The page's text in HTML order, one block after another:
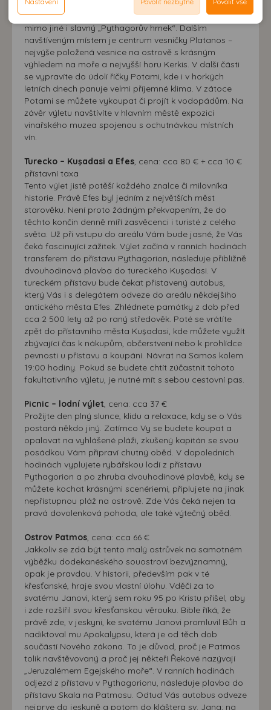
produkty (med, koření, čaj). Při procházce vesničkou
navštívíte keramickou dílnu, kde si můžete zakoupit
mimo jiné i slavný „Pythagorův hrnek“. Dalším
navštíveným místem je centrum vesničky Platanos –
nejvýše položená vesnice na ostrově s krásným
výhledem na moře a nejvyšší horu Kerkis. V další části
se vypravíte do údolí říčky Potami, kde i v horkých
letních dnech panuje velmi příjemné klima. V zátoce
Potami se můžete vykoupat či projít k vodopádům. Na
závěr výletu navštívíte v hlavním městě expozici
vinařského muzea spojenou s ochutnávkou místních
vín.
Turecko – Kuşadasi a Efes, cena: cca 80 € + cca 10 €
přístavní taxa
Tento výlet jistě potěší každého znalce či milovníka
historie. Právě Efes byl jedním z největších měst
starověku. Není proto žádným překvapením, že do
těchto končin denně míří zasvěcenci i turisté z celého
světa. Už při vstupu do areálu Vám bude jasné, že Vás
čeká fascinující zážitek. Výlet začíná v ranních hodinách
transferem do přístavu Pythagorion, následuje přibližně
dvouhodinová plavba do tureckého Kuşadasi. V
tureckém přístavu bude čekat přistavený autobus,
který Vás i s delegátem odveze do areálu někdejšího
antického města Efes. Zhlédnete památky z dob před
cca 2 500 lety až po raný středověk. Poté se vrátíte
zpět do přístavního města Kuşadasi, kde můžete využít
zbývající čas k nákupům, občerstvení nebo k prohlídce
pevnosti u přístavu a koupání. Návrat na Samos kolem
19:00 hodiny. Pokud se budete chtít zúčastnit tohoto
fakultativního výletu, je nutné mít s sebou cestovní pas.
Picnic – lodní výlet, cena: cca 37 €
Prožijte den plný slunce, klidu a relaxace, kdy se o Vás
postará někdo jiný. Zatímco Vy se budete koupat a
opalovat na vyhlášené pláži, zkušený kapitán se svou
posádkou Vám připraví chutný oběd. V dopoledních
hodinách vyplujete rybářskou lodí z přístavu
Pythagorion a po zhruba dvouhodinové plavbě, kdy se
můžete kochat krásnými scenériemi, připlujete na jinak
nepřístupnou pláž na ostrově. Zde Vás čeká nejen ta
pravá dovolenková pohoda, ale také výtečný oběd.
Ostrov Patmos, cena: cca 66 €
Jakkoliv se zdá být tento malý ostrůvek na samotném
výběžku dodekanéského souostroví bezvýznamný,
opak je pravdou. V historii, především pak v té
křesťanské, hraje svou vlastní úlohu. Vděčí za to
svatému Janovi, který sem roku 95 po Kristu přišel, aby
i zde rozšířil svou křesťanskou věrouku. Bible říká, že
právě zde, v jeskyni, ke svatému Janovi promluvil Bůh a
nadiktoval mu Apokalypsu, která je od těch dob
součástí Nového zákona. To je důvod, proč je Patmos
tolik navštěvovaný a proč jej někteří Řekové nazývají
„Jeruzalémem Egejského moře“. V ranních hodinách
odjezd z přístavu v Pythagorionu, následuje plavba do
přístavu Skala na Patmosu. Odtud Vás autobus odveze
nejprve do jeskyně a potom do kláštera sv. Jana; na
možnost analýzy výkonu a optimalizace našeho webu.
neodpovídající Vaším potřebám, méně užitečné nabídce či
doporučení.
Reklamní cookies používáme my nebo třetí strana k
zobrazování relevantní reklamy nebo obsahu jak na
našem webu, tak na webech třetích stran. Díky tomu
máme možnost vytvářet profily založené na Vašich
zájmech. Na základě těchto informací není zpravidla
možná bezprostřední identifikace uživatele. Bez vyjádření
souhlasu, nedojde k zobrazování obsahu a reklam
přizpůsobených Vašim zájmům.